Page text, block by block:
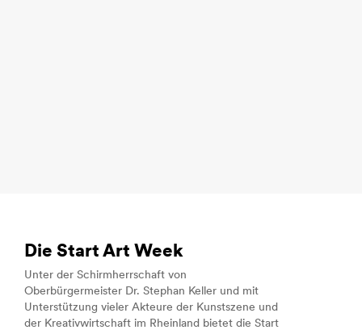
Die Start Art Week
Unter der Schirmherrschaft von
Oberbürgermeister Dr. Stephan Keller und mit
Unterstützung vieler Akteure der Kunstszene und
der Kreativwirtschaft im Rheinland bietet die Start